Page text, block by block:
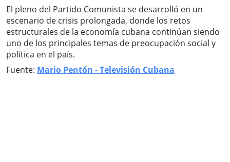
El pleno del Partido Comunista se desarrolló en un
escenario de crisis prolongada, donde los retos
estructurales de la economía cubana continúan siendo
uno de los principales temas de preocupación social y
política en el país.
Fuente: Mario Pentón - Televisión Cubana